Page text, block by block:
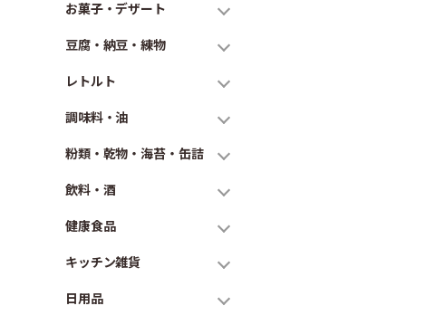
お菓子・デザート
豆腐・納豆・練物
レトルト
調味料・油
粉類・乾物・海苔・缶詰
飲料・酒
健康食品
キッチン雑貨
日用品